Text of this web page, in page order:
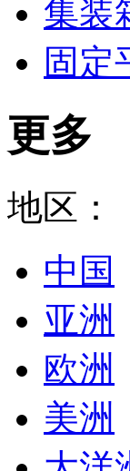
集装
固定
更多
地区：
中国
亚洲
欧洲
美洲